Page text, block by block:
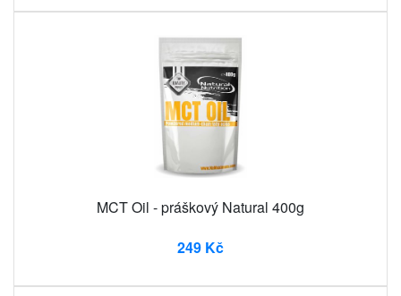
MCT Oil - práškový Natural 400g
249 Kč